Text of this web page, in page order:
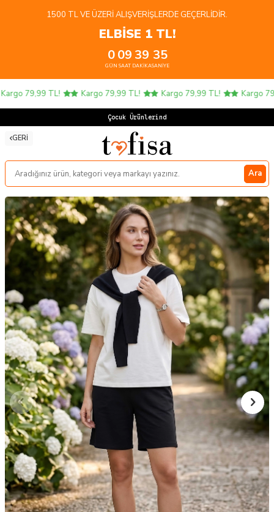
1500 TL VE ÜZERI ALIŞVERIŞLERDE GEÇERLIDIR.
ELBİSE 1 TL!
0
GÜN
09
SAAT
39
DAKIKA
34
SANIYE
79,99 TL! Kargo 79,99 TL! Kargo 79,99 TL! Kargo
Çocuk Ürünlerinde 4
GERI
Ara